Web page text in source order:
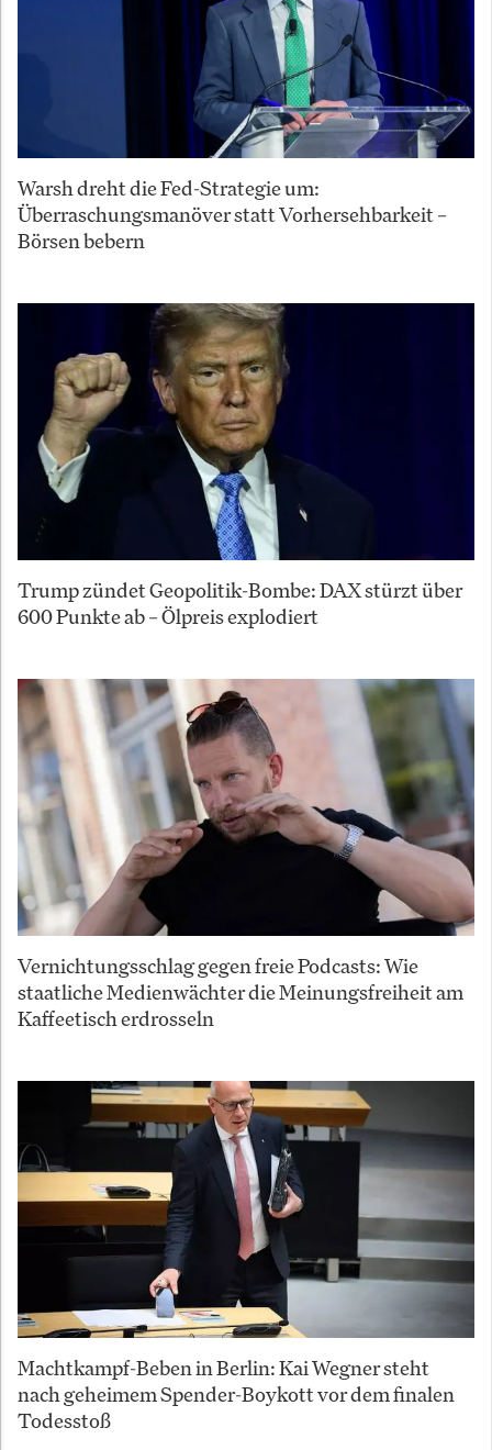
Warsh dreht die Fed-Strategie um:
Überraschungsmanöver statt Vorhersehbarkeit –
Börsen bebern
Trump zündet Geopolitik-Bombe: DAX stürzt über
600 Punkte ab – Ölpreis explodiert
Vernichtungsschlag gegen freie Podcasts: Wie
staatliche Medienwächter die Meinungsfreiheit am
Kaffeetisch erdrosseln
Machtkampf-Beben in Berlin: Kai Wegner steht
nach geheimem Spender-Boykott vor dem finalen
Todesstoß